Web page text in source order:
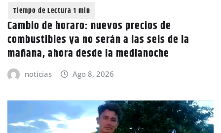
Cambio de horaro: nuevos precios de
combustibles ya no serán a las seis de la
mañana, ahora desde la medianoche
noticias Ago 8, 2026